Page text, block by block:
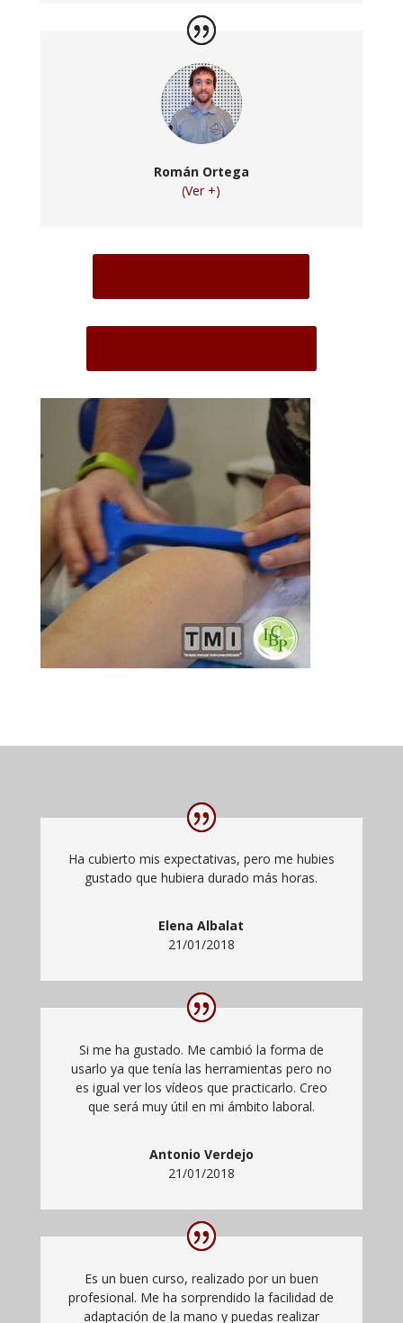
Román Ortega
(Ver +)
Ha cubierto mis expectativas, pero me hubies
gustado que hubiera durado más horas.
Elena Albalat
21/01/2018
Si me ha gustado. Me cambió la forma de
usarlo ya que tenía las herramientas pero no
es igual ver los vídeos que practicarlo. Creo
que será muy útil en mi ámbito laboral.
Antonio Verdejo
21/01/2018
Es un buen curso, realizado por un buen
profesional. Me ha sorprendido la facilidad de
adaptación de la mano y puedas realizar